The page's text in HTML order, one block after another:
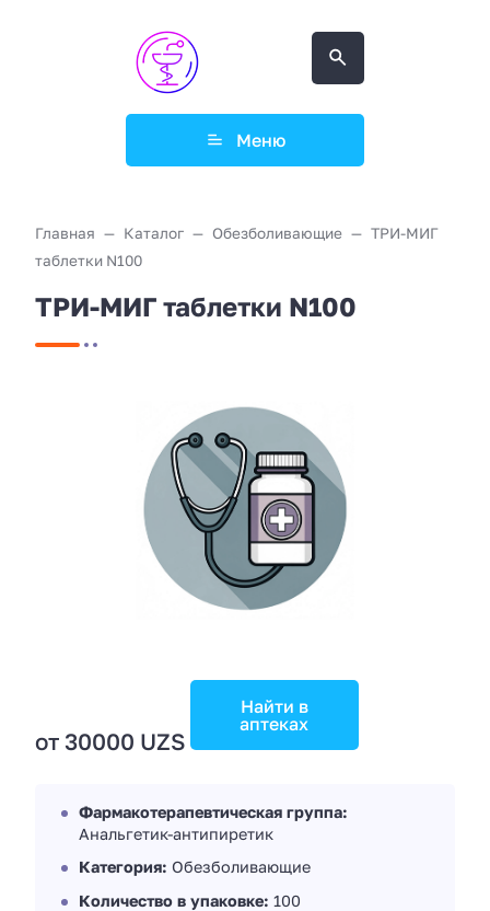
Меню
Главная Каталог Обезболивающие
ТРИ-МИГ
таблетки N100
ТРИ-МИГ таблетки N100
от 30000 UZS
Найти в
аптеках
Фармакотерапевтическая группа:
Анальгетик-антипиретик
Категория: Обезболивающие
Количество в упаковке: 100